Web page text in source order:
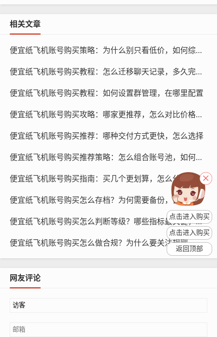
程顺利，遇到问题时能够得到及时的帮助，可以通过查看
用，可以通过比较不同平台的套餐价格,选择性价比高的平
台。
购买流程：选择购买流程简便的平台，可以减少购买过程
等方面了解平台的购买流程。
纸飞机账号购买, 在线购买tg账号, 电报聊天账号购买,wdd
相关文章
便宜纸飞机账号购买策略：为什么别只看低价，如何综合评测
便宜纸飞机账号购买教程：怎么迁移聊天记录，多久完成最好
便宜纸飞机账号购买教程：如何设置群管理，在哪里配置
便宜纸飞机账号购买攻略：哪家更推荐，怎么对比价格与质量
便宜纸飞机账号购买推荐：哪种交付方式更快，怎么选择
便宜纸飞机账号购买推荐策略：怎么组合账号池，如何更省
便宜纸飞机账号购买指南：买几个更划算，怎么分配账号任务
便宜纸飞机账号购买怎么存档？为何需要备份，备哪些内容
便宜纸飞机账号购买怎么判断等级？哪些指标最关键，多久见效
便宜纸飞机账号购买怎么做合规？为什么要关注规则，如何学习
网友评论
点击进入购买
点击进入购买
返回顶部